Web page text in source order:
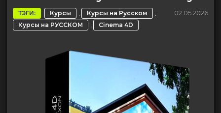
ТЭГИ: Курсы , Курсы на Русском ,
Курсы на РУССКОМ , Cinema 4D
02.05.2026